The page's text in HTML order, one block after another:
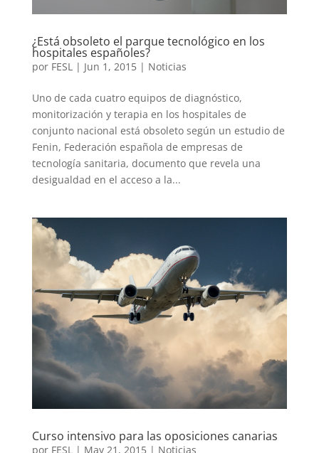
¿Está obsoleto el parque tecnológico en los
hospitales españoles?
por FESL| Jun 1, 2015| Noticias
Uno de cada cuatro equipos de diagnóstico,
monitorización y terapia en los hospitales de
conjunto nacional está obsoleto según un estudio de
Fenin, Federación española de empresas de
tecnología sanitaria, documento que revela una
desigualdad en el acceso a la...
Curso intensivo para las oposiciones canarias
por FESL| May 21, 2015| Noticias